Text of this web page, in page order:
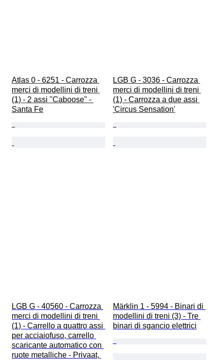
Atlas 0 - 6251 - Carrozza
merci di modellini di treni
(1) - 2 assi "Caboose" -
Santa Fe
LGB G - 3036 - Carrozza
merci di modellini di treni
(1) - Carrozza a due assi
'Circus Sensation'
LGB G - 40560 - Carrozza
merci di modellini di treni
(1) - Carrello a quattro assi
per acciaiofuso, carrello
scaricante automatico con
ruote metalliche - Privaat,
Märklin 1 - 5994 - Binari di
modellini di treni (3) - Tre
binari di sgancio elettrici